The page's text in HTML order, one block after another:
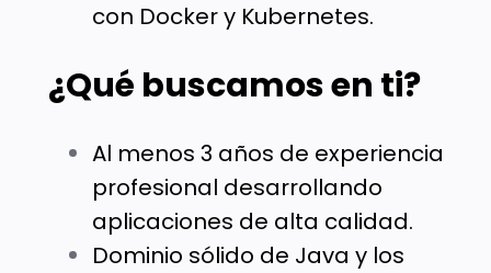
con Docker y Kubernetes.
¿Qué buscamos en ti?
Al menos 3 años de experiencia
profesional desarrollando
aplicaciones de alta calidad.
Dominio sólido de Java y los